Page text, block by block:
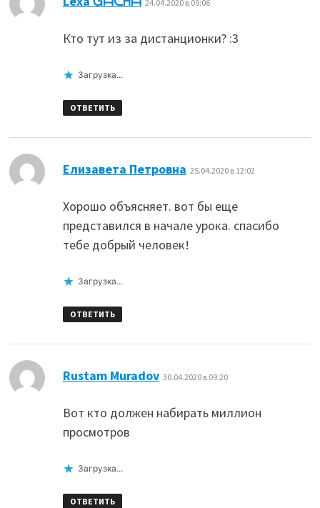
24.04.2020 в 09:06
Кто тут из за дистанционки? :3
Загрузка...
ОТВЕТИТЬ
Елизавета Петровна 25.04.2020 в 12:02
Хорошо объясняет. вот бы еще
представился в начале урока. спасибо
тебе добрый человек!
Загрузка...
ОТВЕТИТЬ
Rustam Muradov: 30.04.2020 в 09:20
Вот кто должен набирать миллион
просмотров
Загрузка...
ОТВЕТИТЬ